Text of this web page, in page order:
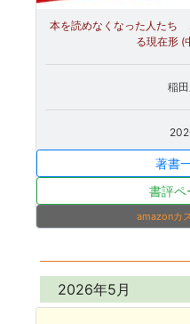
本を読めなくなった人たち
る現在形 (
稲
著書
書評ペ
amazonカ
2026年5月